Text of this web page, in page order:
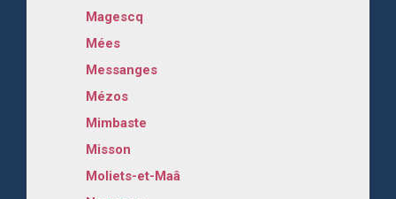
Magescq
Mées
Messanges
Mézos
Mimbaste
Misson
Moliets-et-Maâ